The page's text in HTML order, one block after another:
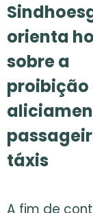
orienta
sobre a
proibição
táxis
A fim de